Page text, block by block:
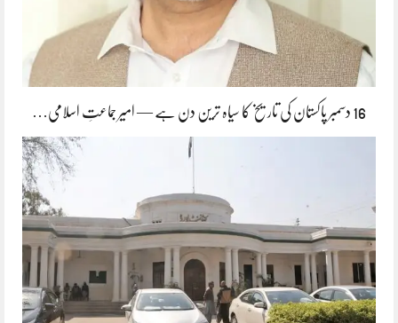
16 دسمبر پاکستان کی تاریخ کا سیاہ ترین دن ہے — امیر جماعتِ اسلامی…